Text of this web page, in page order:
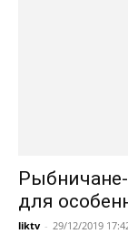
для
liktv - 29/12/2019